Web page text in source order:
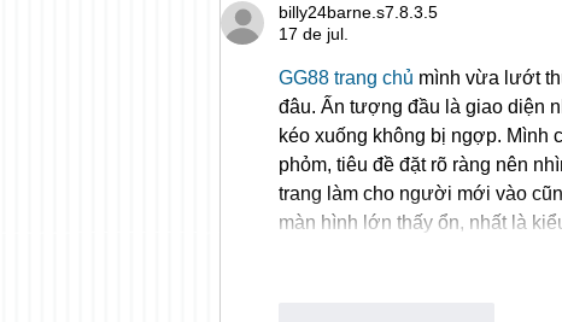
billy24barne.s7.8.3.5
17 de jul.
GG88 trang chủ mình vừa lướt
đâu. Ấn tượng đầu là giao diện
kéo xuống không bị ngợp. Mình
phỏm, tiêu đề đặt rõ ràng nên
trang làm cho người mới vào
màn hình lớn thấy ổn, nhất là